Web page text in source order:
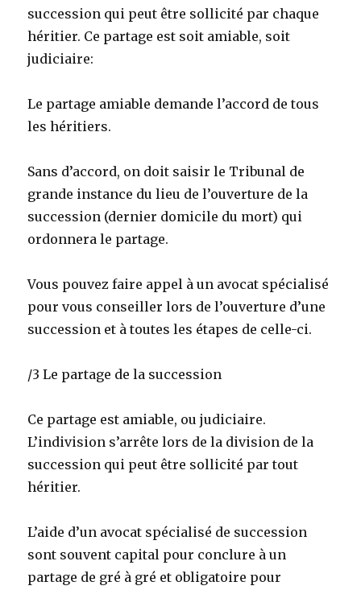
succession qui peut être sollicité par chaque
héritier. Ce partage est soit amiable, soit
judiciaire:
Le partage amiable demande l’accord de tous
les héritiers.
Sans d’accord, on doit saisir le Tribunal de
grande instance du lieu de l’ouverture de la
succession (dernier domicile du mort) qui
ordonnera le partage.
Vous pouvez faire appel à un avocat spécialisé
pour vous conseiller lors de l’ouverture d’une
succession et à toutes les étapes de celle-ci.
/3 Le partage de la succession
Ce partage est amiable, ou judiciaire.
L’indivision s’arrête lors de la division de la
succession qui peut être sollicité par tout
héritier.
L’aide d’un avocat spécialisé de succession
sont souvent capital pour conclure à un
partage de gré à gré et obligatoire pour